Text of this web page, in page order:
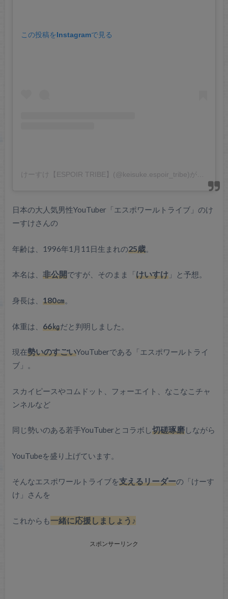
この投稿をInstagramで見る
日本の大人気男性YouTuber「エスポワールトライブ」のけ
ーすけさんの
年齢は、1996年1月11日生まれの25歳。
本名は、 非公開ですが、そのまま「けいすけ」と予想。
身長は、 180㎝。
体重は、 66㎏だと判明しました。
現在勢いのすごいYouTuberである「エスポワールトライ
ブ」。
スカイピースやコムドット、フォーエイト、なこなこチャ
ンネルなど
同じ勢いのある若手YouTuberとコラボし切磋琢磨しながら
YouTubeを盛り上げています。
そんなエスポワールトライブを支えるリーダーの「けーす
け」さんを
これからも一緒に応援しましょう♪
スポンサーリンク